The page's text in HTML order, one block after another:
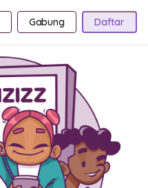
Gabung Daftar